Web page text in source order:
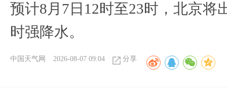
预计8月7日12时至23时，北京将
时强降水。
中国天气网 2026-08-07 09:04 分享